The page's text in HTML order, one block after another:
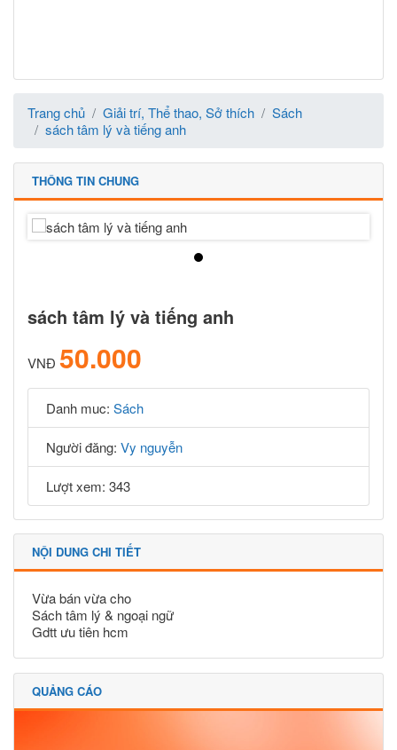
Trang chủ Giải trí, Thể thao, Sở thích
Sách
sách tâm lý và tiếng anh
THÔNG TIN CHUNG
sách tâm lý và tiếng anh
VNĐ 50.000
Danh muc: Sách
Người đăng: Vy nguyễn
Lượt xem: 343
NỘI DUNG CHI TIẾT
Vừa bán vừa cho
Sách tâm lý & ngoại ngữ
Gdtt ưu tiên hcm
QUẢNG CÁO